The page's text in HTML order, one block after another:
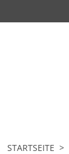
STARTSEITE